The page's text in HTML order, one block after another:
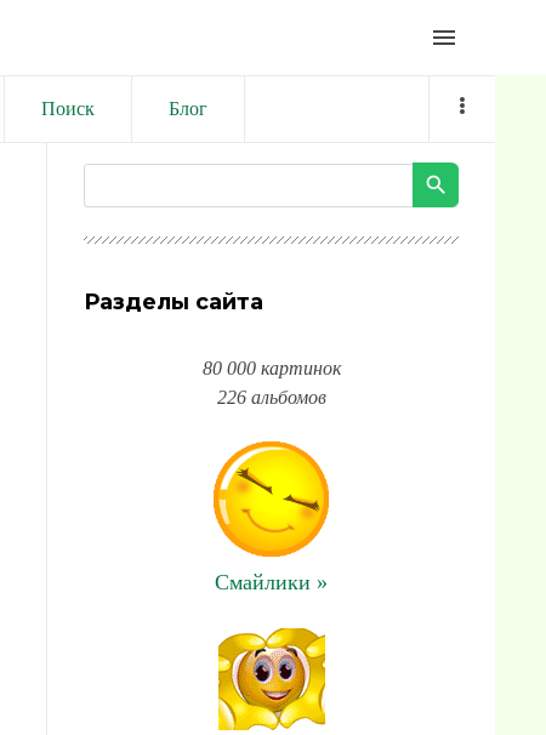
menu
Поиск Блог
Разделы сайта
80 000 картинок
226 альбомов
Смайлики »